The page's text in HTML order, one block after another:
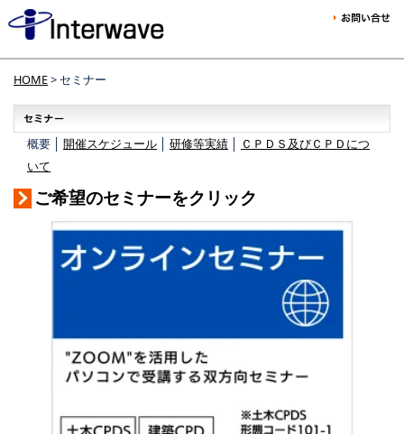
HOME> セミナー
概要 │ 開催スケジュール 研修等実績
ＣＰＤＳ及びＣＰＤにつ
いて
ご希望のセミナーをクリック